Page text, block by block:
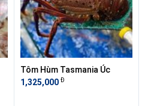
Tôm Hùm Tasmania Úc
1,325,000 Đ